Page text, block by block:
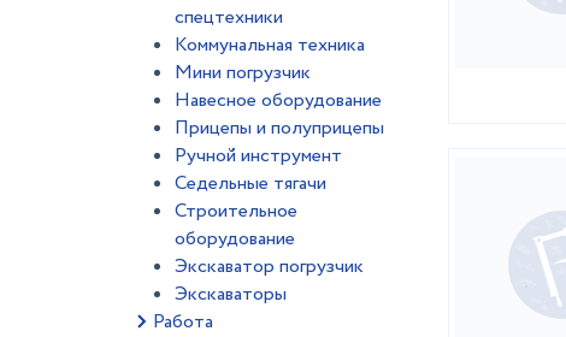
спецтехники
Коммунальная техника
Мини погрузчик
Навесное оборудование
Прицепы и полуприцепы
Ручной инструмент
Седельные тягачи
Строительное
оборудование
Экскаватор погрузчик
Экскаваторы
Работа